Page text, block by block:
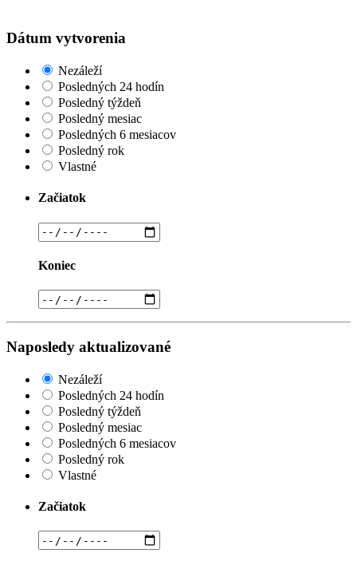
Dátum vytvorenia
Nezáleží
Posledných 24 hodín
Posledný týždeň
Posledný mesiac
Posledných 6 mesiacov
Posledný rok
Vlastné
Začiatok
Koniec
Naposledy aktualizované
Nezáleží
Posledných 24 hodín
Posledný týždeň
Posledný mesiac
Posledných 6 mesiacov
Posledný rok
Vlastné
Začiatok